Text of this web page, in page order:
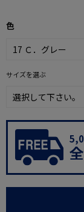
色
サイズを選ぶ